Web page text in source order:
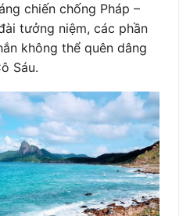
chiến chống Pháp –
tưởng niệm, các phần
không thể quên dâng
Sáu.